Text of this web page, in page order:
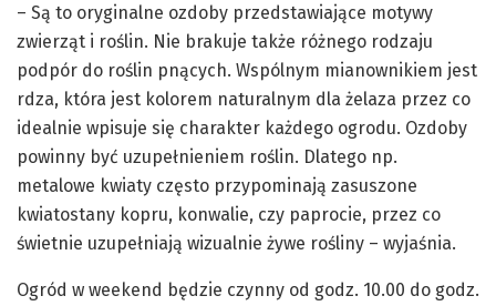
– Są to oryginalne ozdoby przedstawiające motywy
zwierząt i roślin. Nie brakuje także różnego rodzaju
podpór do roślin pnących. Wspólnym mianownikiem jest
rdza, która jest kolorem naturalnym dla żelaza przez co
idealnie wpisuje się charakter każdego ogrodu. Ozdoby
powinny być uzupełnieniem roślin. Dlatego np.
metalowe kwiaty często przypominają zasuszone
kwiatostany kopru, konwalie, czy paprocie, przez co
świetnie uzupełniają wizualnie żywe rośliny – wyjaśnia.
Ogród w weekend będzie czynny od godz. 10.00 do godz.